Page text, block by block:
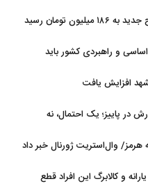
تومان رسید
و راهبردی کشور باید
افزایش یافت
تا ۵۰ درصدی بارش در پاییز؛ یک احتمال، نه
و کالابرگ این افراد قطع